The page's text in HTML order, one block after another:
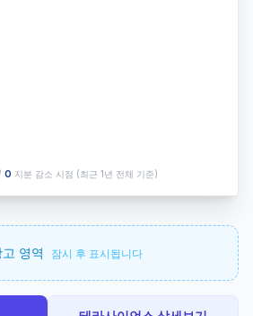
O 지분 감소 시점 (최근 1년 전체 기준)
영역 잠시 후 표시됩니다